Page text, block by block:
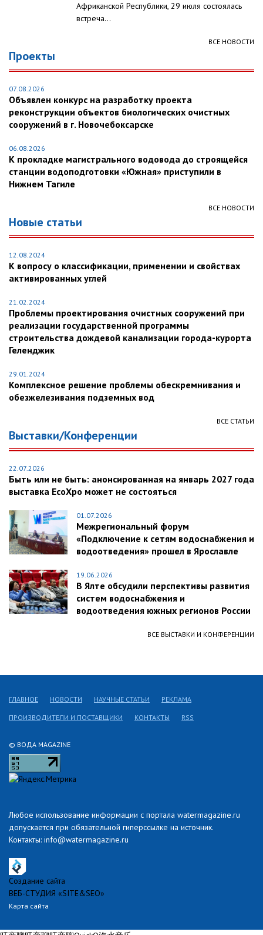
Африканской Республики, 29 июля состоялась
встреча...
ВСЕ НОВОСТИ
Проекты
07.08.2026
Объявлен конкурс на разработку проекта
реконструкции объектов биологических очистных
сооружений в г. Новочебоксарске
06.08.2026
К прокладке магистрального водовода до строящейся
станции водоподготовки «Южная» приступили в
Нижнем Тагиле
ВСЕ НОВОСТИ
Новые статьи
12.08.2024
К вопросу о классификации, применении и свойствах
активированных углей
21.02.2024
Проблемы проектирования очистных сооружений при
реализации государственной программы
строительства дождевой канализации города-курорта
Геленджик
29.01.2024
Комплексное решение проблемы обескремнивания и
обезжелезивания подземных вод
ВСЕ СТАТЬИ
Выставки/Конференции
22.07.2026
Быть или не быть: анонсированная на январь 2027 года
выставка EcoXpo может не состояться
01.07.2026
Межрегиональный форум
«Подключение к сетям водоснабжения и
водоотведения» прошел в Ярославле
19.06.2026
В Ялте обсудили перспективы развития
систем водоснабжения и
водоотведения южных регионов России
ВСЕ ВЫСТАВКИ И КОНФЕРЕНЦИИ
© ВОДА MAGAZINE
Любое использование информации с портала watermagazine.ru
допускается при обязательной гиперссылке на источник.
Контакты: info@watermagazine.ru
ГЛАВНОЕ НОВОСТИ НАУЧНЫЕ СТАТЬИ РЕКЛАМА
ПРОИЗВОДИТЕЛИ И ПОСТАВЩИКИ КОНТАКТЫ RSS
Создание сайта
ВЕБ-СТУДИЯ «SITE&SEO»
Карта сайта